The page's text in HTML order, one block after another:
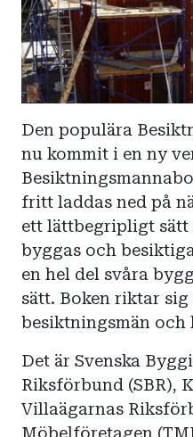
Den populära
nu kommit i en ny
fritt laddas ned på
ett lättbegripligt sätt
byggas och
en hel del svåra
sätt. Boken riktar
besiktningsmän och
Det är Svenska
Riksförbund (SBR),
Villaägarnas
Möbelföretagen